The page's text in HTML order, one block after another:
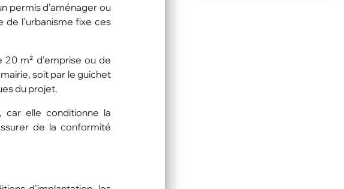
permis d’aménager ou
de l’urbanisme fixe ces
m² d’emprise ou de
soit par le guichet
du projet.
car elle conditionne la
de la conformité